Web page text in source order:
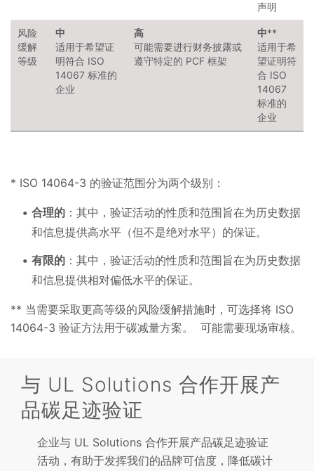
声明
风险
缓解
等级
中
适用于希望证
明符合 ISO
14067 标准的
企业
高
可能需要进行财务披露或
遵守特定的 PCF 框架
中**
适用于希
望证明符
合 ISO
14067
标准的
企业
* ISO 14064-3 的验证范围分为两个级别：
合理的 ：其中，验证活动的性质和范围旨在为历史数据
和信息提供高水平（但不是绝对水平）的保证。
有限的 ：其中，验证活动的性质和范围旨在为历史数据
和信息提供相对偏低水平的保证。
** 当需要采取更高等级的风险缓解措施时，可选择将 ISO
14064-3 验证方法用于碳减量方案。 可能需要现场审核。
与 UL Solutions 合作开展产
品碳足迹验证
企业与 UL Solutions 合作开展产品碳足迹验证
活动，有助于发挥我们的品牌可信度，降低碳计